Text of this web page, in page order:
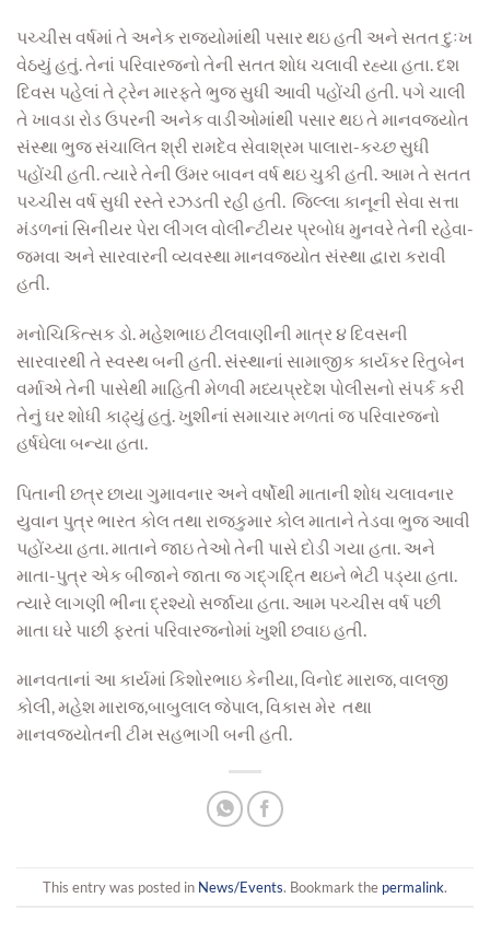
પચ્ચીસ વર્ષમાં તે અનેક રાજ્યોમાંથી પસાર થઇ હતી અને સતત દુઃખ
વેઠયું હતું. તેનાં પરિવારજનો તેની સતત શોધ ચલાવી રહ્યા હતા. દશ
દિવસ પહેલાં તે ટ્રેન મારફતે ભુજ સુધી આવી પહોંચી હતી. પગે ચાલી
તે ખાવડા રોડ ઉપરની અનેક વાડીઓમાંથી પસાર થઇ તે માનવજ્યોત
સંસ્થા ભુજ સંચાલિત શ્રી રામદેવ સેવાશ્રમ પાલારા-કચ્છ સુધી
પહોંચી હતી. ત્યારે તેની ઉંમર બાવન વર્ષ થઇ ચુકી હતી. આમ તે સતત
પચ્ચીસ વર્ષ સુધી રસ્તે રઝડતી રહી હતી. જિલ્લા કાનૂની સેવા સત્તા
મંડળનાં સિનીયર પેરા લીગલ વોલીન્ટીયર પ્રબોધ મુનવરે તેની રહેવા-
જમવા અને સારવારની વ્યવસ્થા માનવજ્યોત સંસ્થા દ્વારા કરાવી
હતી.
મનોચિકિત્સક ડો. મહેશભાઇ ટીલવાણીની માત્ર ૪ દિવસની
સારવારથી તે સ્વસ્થ બની હતી. સંસ્થાનાં સામાજીક કાર્યકર રિતુબેન
વર્માએ તેની પાસેથી માહિતી મેળવી મધ્યપ્રદેશ પોલીસનો સંપર્ક કરી
તેનું ઘર શોધી કાઢ્યું હતું. ખુશીનાં સમાચાર મળતાં જ પરિવારજનો
હર્ષઘેલા બન્યા હતા.
પિતાની છત્ર છાયા ગુમાવનાર અને વર્ષોથી માતાની શોધ ચલાવનાર
યુવાન પુત્ર ભારત કોલ તથા રાજકુમાર કોલ માતાને તેડવા ભુજ આવી
પહોંચ્યા હતા. માતાને જાઇ તેઓ તેની પાસે દોડી ગયા હતા. અને
માતા-પુત્ર એક બીજાને જાતા જ ગદ્‌ગદિ્‌ત થઇને ભેટી પડ્યા હતા.
ત્યારે લાગણી ભીના દ્રશ્યો સર્જાયા હતા. આમ પચ્ચીસ વર્ષ પછી
માતા ઘરે પાછી ફરતાં પરિવારજનોમાં ખુશી છવાઇ હતી.
માનવતાનાં આ કાર્યમાં કિશોરભાઇ કેનીયા, વિનોદ મારાજ, વાલજી
કોલી, મહેશ મારાજ,બાબુલાલ જેપાલ, વિકાસ મેર તથા
માનવજ્યોતની ટીમ સહભાગી બની હતી.
This entry was posted in News/Events. Bookmark the permalink.